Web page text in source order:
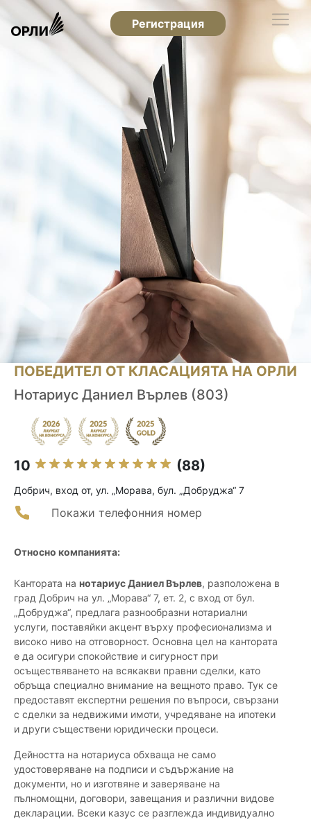
Регистрация
ПОБЕДИТЕЛ ОТ КЛАСАЦИЯТА НА ОРЛИ
Нотариус Даниел Върлев (803)
10 (88)
Добрич, вход от, ул. „Морава, бул. „Добруджа“ 7
Покажи телефонния номер
Относно компанията:
Кантората на нотариус Даниел Върлев, разположена в
град Добрич на ул. „Морава“ 7, ет. 2, с вход от бул.
„Добруджа“, предлага разнообразни нотариални
услуги, поставяйки акцент върху професионализма и
високо ниво на отговорност. Основна цел на кантората
е да осигури спокойствие и сигурност при
осъществяването на всякакви правни сделки, като
обръща специално внимание на вещното право. Тук се
предоставят експертни решения по въпроси, свързани
с сделки за недвижими имоти, учредяване на ипотеки
и други съществени юридически процеси.
Дейността на нотариуса обхваща не само
удостоверяване на подписи и съдържание на
документи, но и изготвяне и заверяване на
пълномощни, договори, завещания и различни видове
декларации. Всеки казус се разглежда индивидуално